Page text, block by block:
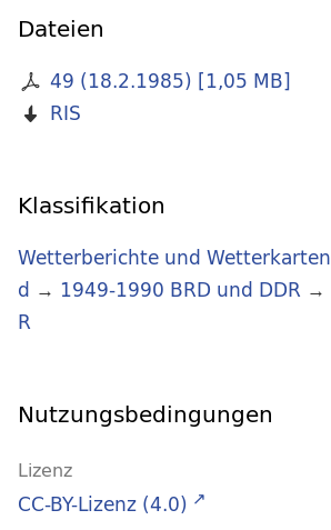
Dateien
49 (18.2.1985) [1,05 MB]
RIS
Klassifikation
Wetterberichte und Wetterkarten
d → 1949-1990 BRD und DDR →
R
Nutzungsbedingungen
Lizenz
CC-BY-Lizenz (4.0)